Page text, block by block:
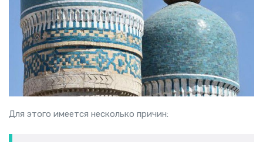
Для этого имеется несколько причин: